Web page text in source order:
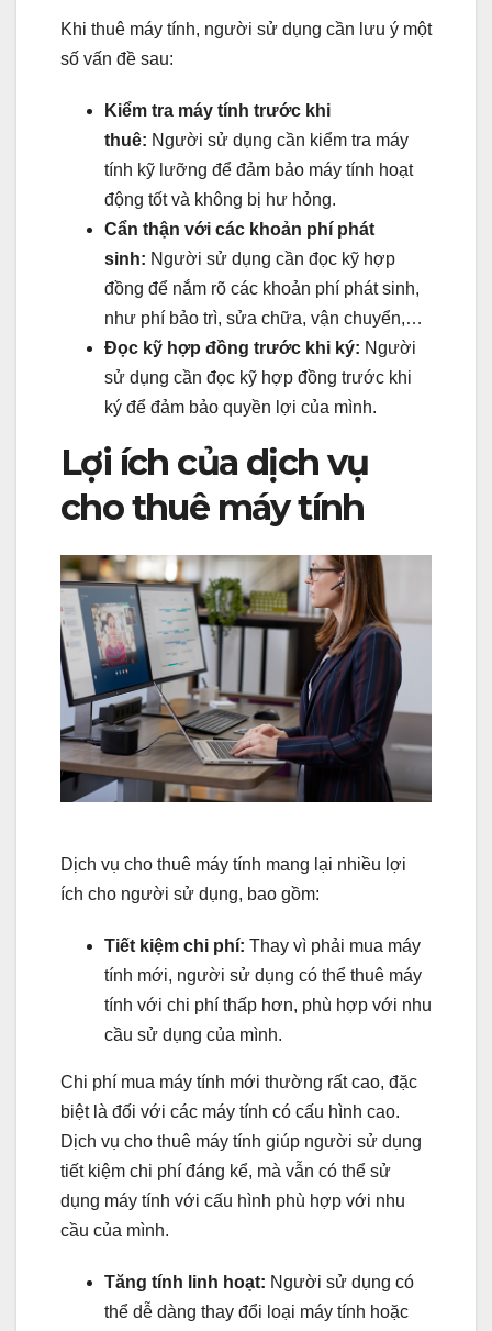
Khi thuê máy tính, người sử dụng cần lưu ý một
số vấn đề sau:
Kiểm tra máy tính trước khi
thuê: Người sử dụng cần kiểm tra máy
tính kỹ lưỡng để đảm bảo máy tính hoạt
động tốt và không bị hư hỏng.
Cẩn thận với các khoản phí phát
sinh: Người sử dụng cần đọc kỹ hợp
đồng để nắm rõ các khoản phí phát sinh,
như phí bảo trì, sửa chữa, vận chuyển,…
Đọc kỹ hợp đồng trước khi ký: Người
sử dụng cần đọc kỹ hợp đồng trước khi
ký để đảm bảo quyền lợi của mình.
Lợi ích của dịch vụ
cho thuê máy tính
Dịch vụ cho thuê máy tính mang lại nhiều lợi
ích cho người sử dụng, bao gồm:
Tiết kiệm chi phí: Thay vì phải mua máy
tính mới, người sử dụng có thể thuê máy
tính với chi phí thấp hơn, phù hợp với nhu
cầu sử dụng của mình.
Chi phí mua máy tính mới thường rất cao, đặc
biệt là đối với các máy tính có cấu hình cao.
Dịch vụ cho thuê máy tính giúp người sử dụng
tiết kiệm chi phí đáng kể, mà vẫn có thể sử
dụng máy tính với cấu hình phù hợp với nhu
cầu của mình.
Tăng tính linh hoạt: Người sử dụng có
thể dễ dàng thay đổi loại máy tính hoặc